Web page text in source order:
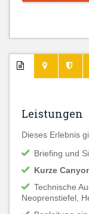
Leistungen
Dieses Erlebnis
Briefing und
Kurze
Technische
Neoprenstiefel,